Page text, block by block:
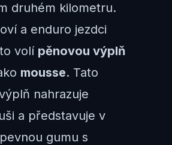
druhém kilometru.
a enduro jezdci
volí pěnovou výplň
mousse. Tato
nahrazuje
a představuje v
gumu s